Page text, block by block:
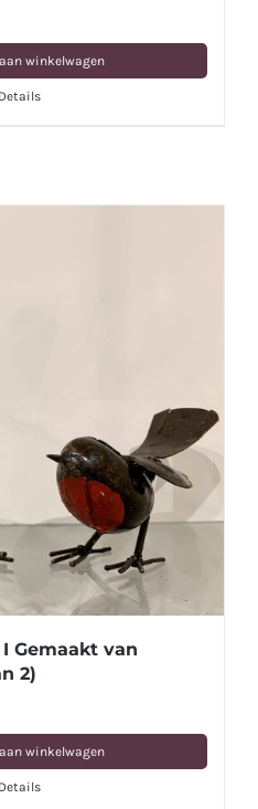
winkelwagen
Details
Gemaakt van
2)
winkelwagen
Details